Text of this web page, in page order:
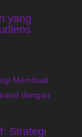
yang
Strategi